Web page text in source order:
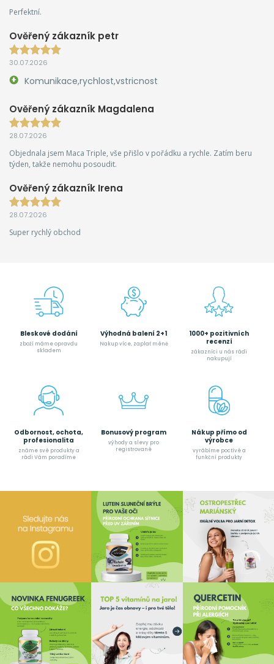
Perfektní.
Ověřený zákazník petr
30.07.2026
Komunikace,rychlost,vstricnost
Ověřený zákazník Magdalena
28.07.2026
Objednala jsem Maca Triple, vše přišlo v pořádku a rychle. Zatím beru
týden, takže nemohu posoudit.
Ověřený zákazník Irena
28.07.2026
Super rychlý obchod
Bleskové dodání
zboží máme opravdu
skladem
Výhodná balení 2+1
Nakup více, zaplať méně
1000+ pozitivních
recenzí
zákazníci u nás rádi
nakupují
Odbornost, ochota,
profesionalita
známe své produkty a
rádi Vám poradíme
Bonusový program
výhody a slevy pro
registrované
Nákup přímo od
výrobce
vyrábíme poctívé a
funkční produkty